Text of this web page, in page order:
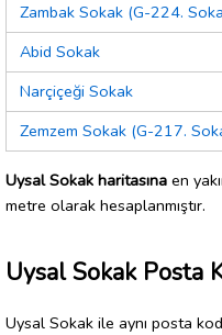
Zambak Sokak (G-224.
Abid Sokak
Narçiçeği Sokak
Zemzem Sokak (G-217.
Uysal Sokak haritasına en
metre olarak hesaplanmıştır.
Uysal Sokak Posta
Uysal Sokak ile aynı posta